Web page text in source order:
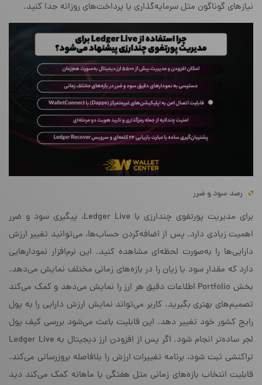
نیازهای گوناگون مثل سرمایه‌گذاری یا پرداخت‌های روزانه جدا کنید.
رصد سود و ضرر
برای مدیریت پورتفوی چندارزی با Ledger Live، پیگیری سود و ضرر
اهمیت زیادی دارد. پس از اضافه‌کردن حساب‌ها، می‌توانید تغییر ارزش
دارایی‌ها را به‌صورت لحظه‌ای مشاهده کنید. این نرم‌افزار نمودارهایی
دارد که مقدار سود یا زیان را در بازه‌های زمانی مختلف نمایش می‌دهد.
بخش Portfolio اطلاعات دقیق هر ارز را نمایش می‌دهد و کمک می‌کند
تصمیم‌های بهتری بگیرید. کاربر می‌تواند نمایش ارزش دارایی را به پول
رایج کشور خود تغییر دهد. این قابلیت باعث می‌شود بررسی کیف پول
لجر ساده‌تر انجام شود. اگر پس از افزودن ارز دیجیتال به Ledger Live
تراکنشی ثبت شود، برنامه تغییرات ارزش را بلافاصله بروزرسانی می‌کند.
قابلیت انتخاب بازه‌های زمانی مثل هفتگی یا ماهانه کمک می‌کند دید